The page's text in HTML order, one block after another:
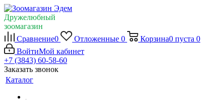
Дружелюбный
зоомагазин
Сравнение0 Отложенные 0 Корзина0 пуста 0
ВойтиМой кабинет
+7 (3843) 60-58-60
Заказать звонок
Каталог